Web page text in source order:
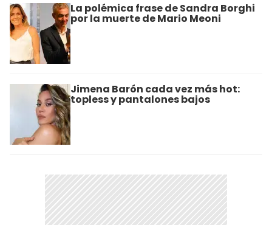
La polémica frase de Sandra Borghi
por la muerte de Mario Meoni
Jimena Barón cada vez más hot:
topless y pantalones bajos